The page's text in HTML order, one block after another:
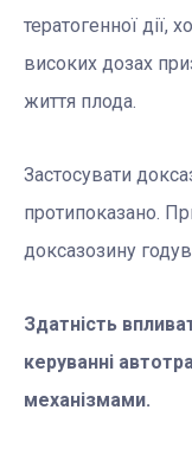
тератогенної дії,
високих дозах
життя плода.
Застосувати
протипоказано.
доксазозину
Здатність
керуванні
механізмами.